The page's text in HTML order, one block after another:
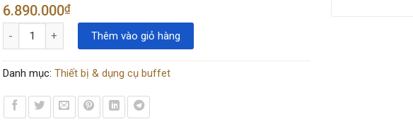
6.890.000₫
Kệ trưng bày trái cây bằng inox, ướp đá hải sản, có máng inox trữ đá và thoát nước số lượng
Thêm vào giỏ hàng
Danh mục: Thiết bị & dụng cụ buffet